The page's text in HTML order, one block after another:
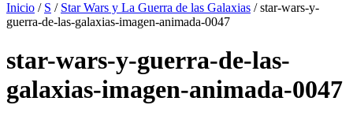
Inicio / S / Star Wars y La Guerra de las Galaxias / star-wars-y-
guerra-de-las-galaxias-imagen-animada-0047
star-wars-y-guerra-de-las-
galaxias-imagen-animada-0047